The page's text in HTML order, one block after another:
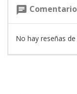
chat
No hay reseñas